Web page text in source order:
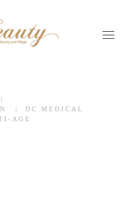
DC MEDICAL
AGE